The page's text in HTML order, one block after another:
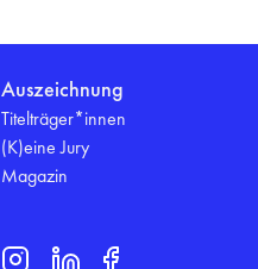
Auszeichnung
Titelträger*innen
(K)eine Jury
Magazin